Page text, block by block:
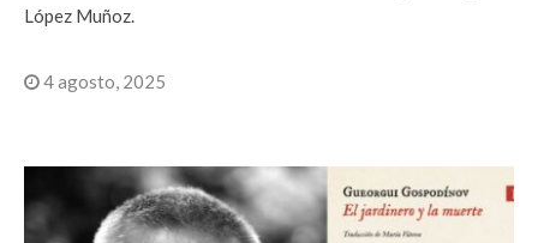
López Muñoz.
4 agosto, 2025